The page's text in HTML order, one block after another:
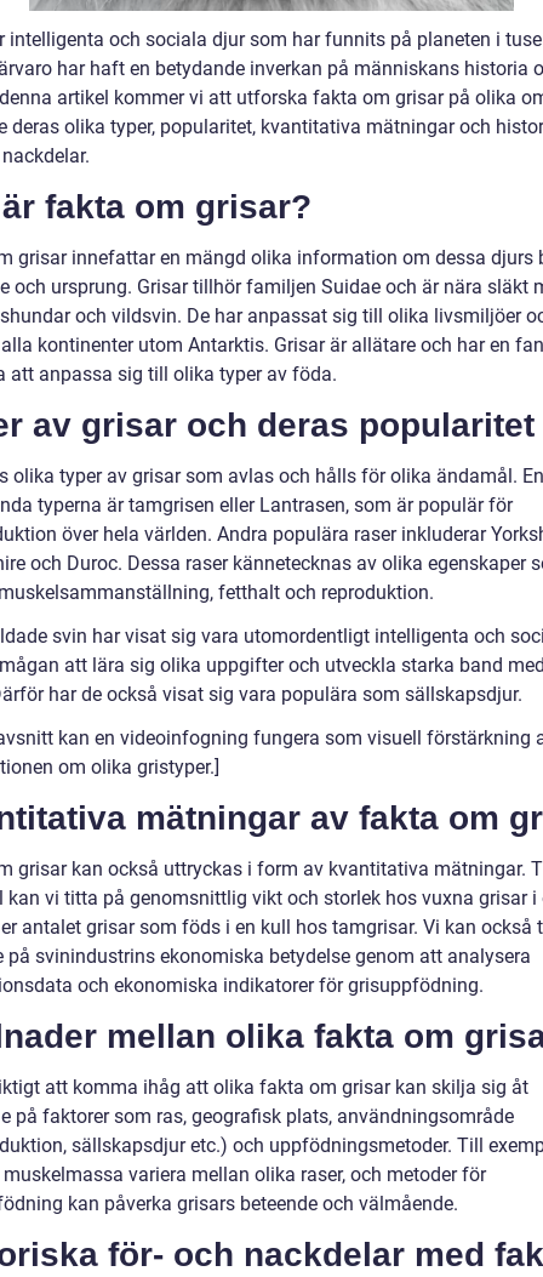
intelligenta och sociala djur som har funnits på planeten i
har haft en betydande inverkan på människans historia
artikel kommer vi att utforska fakta om grisar på olika
deras olika typer, popularitet, kvantitativa mätningar och
fakta om grisar?
grisar innefattar en mängd olika information om dessa djurs
och ursprung. Grisar tillhör familjen Suidae och är nära släkt
och vildsvin. De har anpassat sig till olika livsmiljöer
kontinenter utom Antarktis. Grisar är allätare och har en
att anpassa sig till olika typer av föda.
av grisar och deras popularitet
olika typer av grisar som avlas och hålls för olika ändamål.
typerna är tamgrisen eller Lantrasen, som är populär för
över hela världen. Andra populära raser inkluderar
och Duroc. Dessa raser kännetecknas av olika egenskaper
fetthalt och reproduktion.
svin har visat sig vara utomordentligt intelligenta och
att lära sig olika uppgifter och utveckla starka band
har de också visat sig vara populära som sällskapsdjur.
kan en videoinfogning fungera som visuell förstärkning
om olika gristyper.]
mätningar av fakta om
grisar kan också uttryckas i form av kvantitativa mätningar.
kan vi titta på genomsnittlig vikt och storlek hos vuxna grisar i
antalet grisar som föds i en kull hos tamgrisar. Vi kan också
på svinindustrins ekonomiska betydelse genom att analysera
och ekonomiska indikatorer för grisuppfödning.
mellan olika fakta om
att komma ihåg att olika fakta om grisar kan skilja sig åt
på faktorer som ras, geografisk plats, användningsområde
sällskapsdjur etc.) och uppfödningsmetoder. Till
variera mellan olika raser, och metoder för
kan påverka grisars beteende och välmående.
för- och nackdelar med